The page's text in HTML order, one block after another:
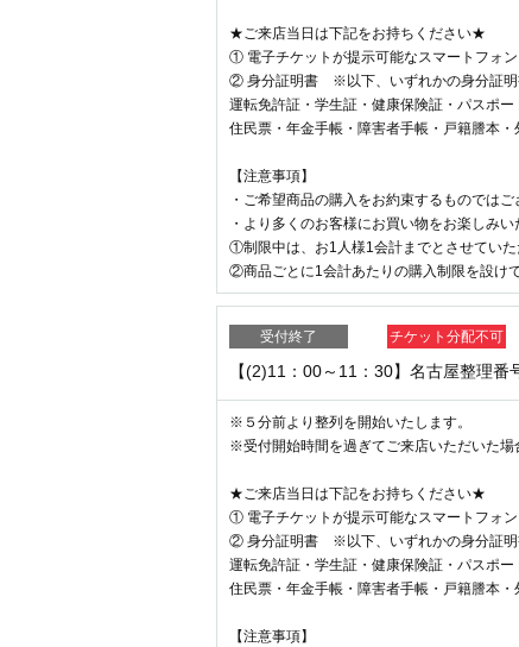
(1)当選の確認ができる携帯電話・スマート
(2)身分証明書※以下よりいずれか1点をご
運転免許証・学生証・健康保険証・パスポ
住民票・年金手帳・障害者手帳・戸籍謄本
★ご来店当日は下記をお持ちください★
① 電子チケットが提示可能なスマートフォン
② 身分証明書 ※以下、いずれかの身分証明
運転免許証・学生証・健康保険証・パスポ
住民票・年金手帳・障害者手帳・戸籍謄本
【注意事項】
・ご希望商品の購入をお約束するものでは
・より多くのお客様にお買い物をお楽しみ
①制限中は、お1人様1会計までとさせていた
②商品ごとに1会計あたりの購入制限を設けて
受付終了 チケット分配不可
【(2)11：00～11：30】名古屋整理番
※５分前より整列を開始いたします。
※受付開始時間を過ぎてご来店いただいた場
★ご来店当日は下記をお持ちください★
① 電子チケットが提示可能なスマートフォン
② 身分証明書 ※以下、いずれかの身分証明
運転免許証・学生証・健康保険証・パスポ
住民票・年金手帳・障害者手帳・戸籍謄本
【注意事項】